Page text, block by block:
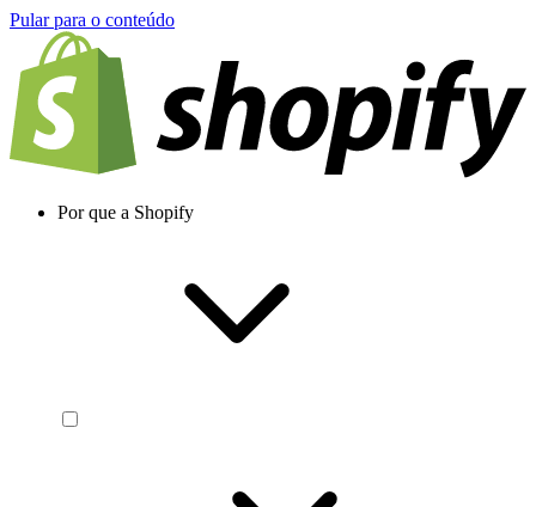
Pular para o conteúdo
Por que a Shopify